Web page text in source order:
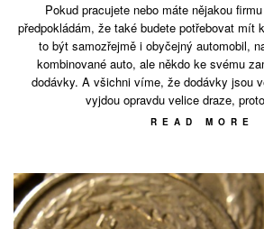
Pokud pracujete nebo máte nějakou
předpokládám, že také budete potřebovat mít
to být samozřejmě i obyčejný automobil,
kombinované auto, ale někdo ke svému
dodávky. A všichni víme, že dodávky jsou
vyjdou opravdu velice draze,
READ MORE